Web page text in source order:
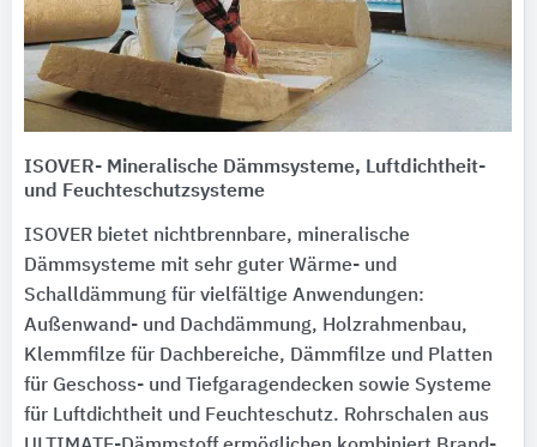
ISOVER- Mineralische Dämmsysteme, Luftdichtheit-
und Feuchteschutzsysteme
ISOVER bietet nichtbrennbare, mineralische
Dämmsysteme mit sehr guter Wärme- und
Schalldämmung für vielfältige Anwendungen:
Außenwand- und Dachdämmung, Holzrahmenbau,
Klemmfilze für Dachbereiche, Dämmfilze und Platten
für Geschoss- und Tiefgaragendecken sowie Systeme
für Luftdichtheit und Feuchteschutz. Rohrschalen aus